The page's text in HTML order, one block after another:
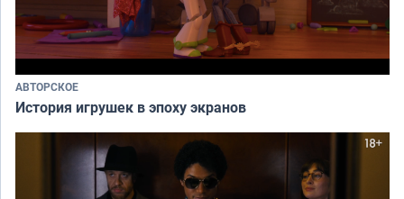
АВТОРСКОЕ
История игрушек в эпоху экранов